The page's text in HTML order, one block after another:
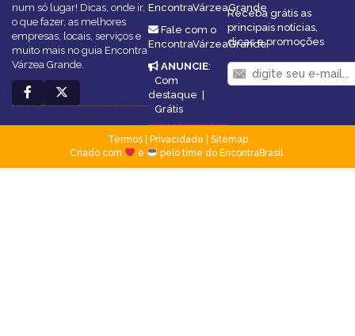
num só lugar! Dicas, onde ir,
o que fazer, as melhores
empresas, locais, serviços e
muito mais no guia Encontra
Várzea Grande.
EncontraVárzeaGrande
Fale com o
EncontraVárzeaGrande
ANUNCIE:
Com
destaque
Grátis
Receba grátis as
principais notícias,
dicas e promoções
Termos| Privacidade
Sitemap
Criado com
e pelo time do EncontraBrasil